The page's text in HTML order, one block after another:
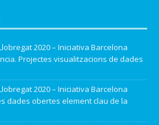
2020 – Iniciativa Barcelona
Projectes visualitzacions de dades
2020 – Iniciativa Barcelona
dades obertes element clau de la